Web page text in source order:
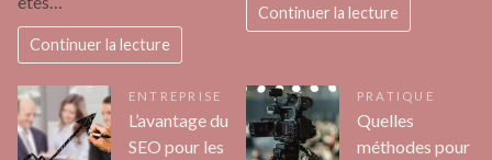
Continuer la lecture
Continuer la lecture
ENTREPRISE
L’avantage du
SEO pour les
PRATIQUE
Quelles
méthodes pour